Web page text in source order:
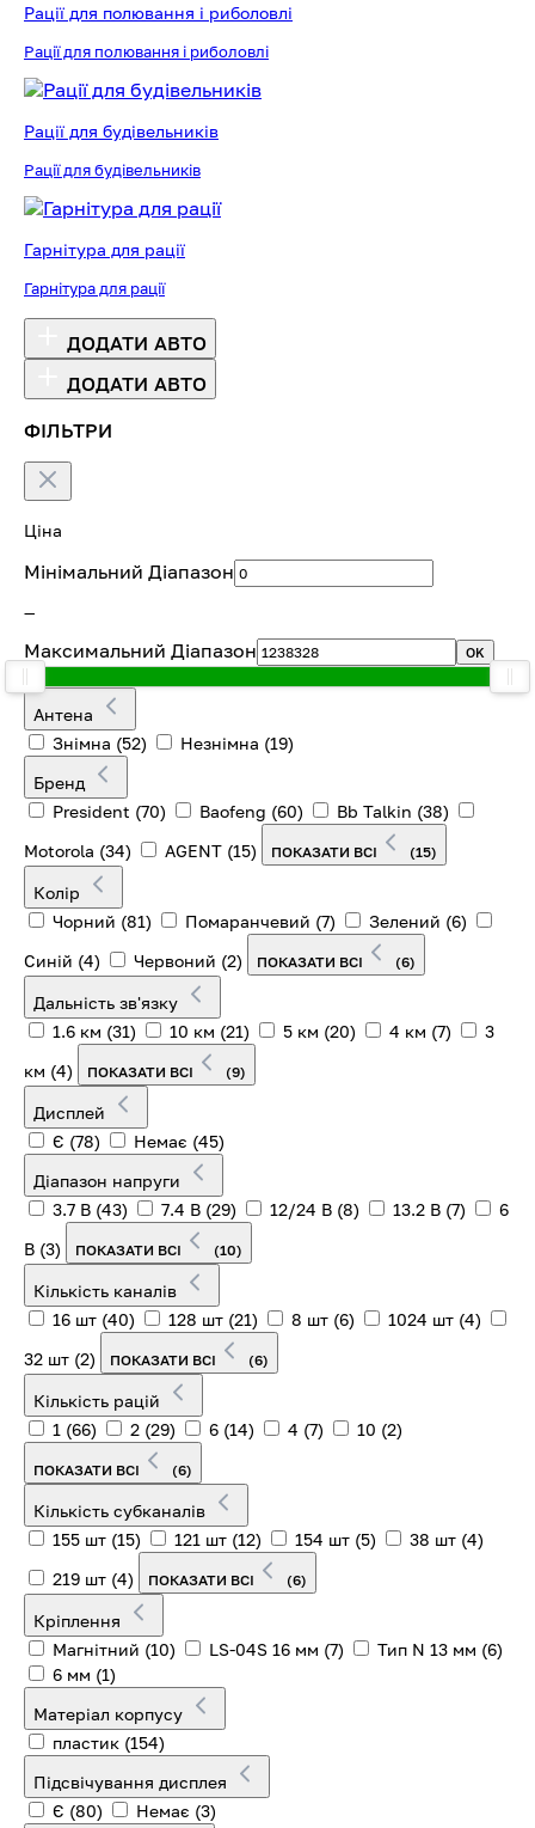
Рації для полювання і риболовлі
Рації для полювання і риболовлі
Рації для будівельників
Рації для будівельників
Гарнітура для рації
Гарнітура для рації
ДОДАТИ АВТО
ДОДАТИ АВТО
ФІЛЬТРИ
Ціна
Мінімальний Діапазон
—
Максимальний Діапазон OK
Антена
Знімна (52) Незнімна (19)
Бренд
President (70) Baofeng (60) Bb Talkin (38)
Motorola (34) AGENT (15) ПОКАЗАТИ ВСІ (15)
Колір
Чорний (81) Помаранчевий (7) Зелений (6)
Синій (4) Червоний (2) ПОКАЗАТИ ВСІ (6)
Дальність зв'язку
1.6 км (31) 10 км (21) 5 км (20) 4 км (7)
3
км (4) ПОКАЗАТИ ВСІ (9)
Дисплей
Є (78) Немає (45)
Діапазон напруги
3.7 В (43) 7.4 В (29) 12/24 В (8) 13.2 В (7)
6
В (3) ПОКАЗАТИ ВСІ (10)
Кількість каналів
16 шт (40) 128 шт (21) 8 шт (6) 1024 шт (4)
32 шт (2) ПОКАЗАТИ ВСІ (6)
Кількість рацій
1 (66) 2 (29) 6 (14) 4 (7) 10 (2)
ПОКАЗАТИ ВСІ (6)
Кількість субканалів
155 шт (15) 121 шт (12) 154 шт (5) 38 шт (4)
219 шт (4) ПОКАЗАТИ ВСІ (6)
Кріплення
Магнітний (10) LS-04S 16 мм (7) Тип N 13 мм (6)
6 мм (1)
Матеріал корпусу
пластик (154)
Підсвічування дисплея
Є (80) Немає (3)